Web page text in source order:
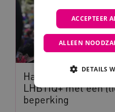
Handleiding
LHBTIQ+ met een
beperking
ACCEPTEER
ALLEEN
DETAILS
Noodzakelijke cookies